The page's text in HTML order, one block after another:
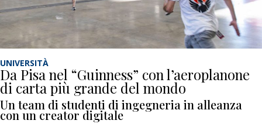
UNIVERSITÀ
Da Pisa nel “Guinness” con l’aeroplanone
di carta più grande del mondo
Un team di studenti di ingegneria in alleanza
con un creator digitale